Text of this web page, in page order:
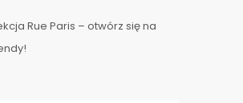
Rue Paris – otwórz się na